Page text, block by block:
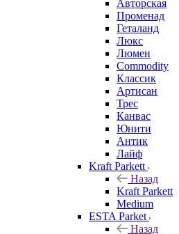
Авторская
Променад
Геталанд
Люкс
Люмен
Commodity
Классик
Артисан
Трес
Канвас
Юнити
Антик
Лайф
Kraft Parkett
Назад
Kraft Parkett
Medium
ESTA Parket
Назад